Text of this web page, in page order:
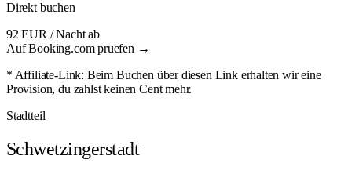
Direkt buchen
92 EUR / Nacht ab
Auf Booking.com pruefen →
* Affiliate-Link: Beim Buchen über diesen Link erhalten wir eine
Provision, du zahlst keinen Cent mehr.
Stadtteil
Schwetzingerstadt